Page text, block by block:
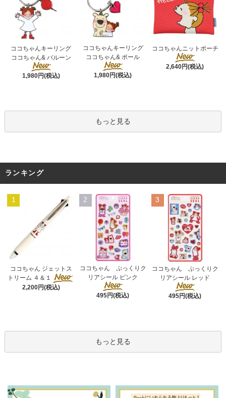
ココちゃんキーリング
ココちゃん& バルーン
1,980円(税込)
ココちゃんキーリング
ココちゃん& ポール
1,980円(税込)
ココちゃんニットポーチ
2,640円(税込)
もっと見る
ランキング
1
ココちゃん ジェットス
トリーム ４＆１
2,200円(税込)
2
ココちゃん ぷっくりク
リアシール ピンク
495円(税込)
3
ココちゃん ぷっくりク
リアシール レッド
495円(税込)
もっと見る